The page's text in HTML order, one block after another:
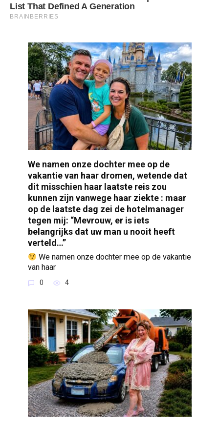
We namen onze dochter mee op de
vakantie van haar dromen, wetende dat
dit misschien haar laatste reis zou
kunnen zijn vanwege haar ziekte : maar
op de laatste dag zei de hotelmanager
tegen mij: “Mevrouw, er is iets
belangrijks dat uw man u nooit heeft
verteld…”
We namen onze dochter mee op de vakantie
van haar
0 4